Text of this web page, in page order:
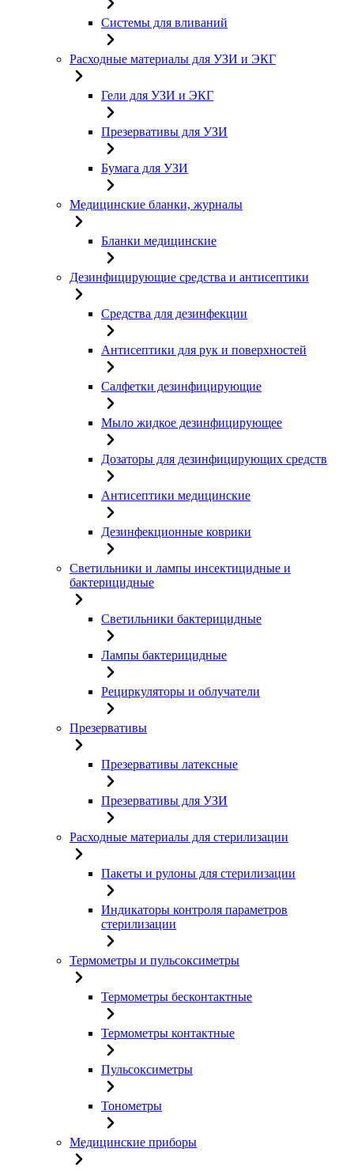
Системы для вливаний
Расходные материалы для УЗИ и ЭКГ
Гели для УЗИ и ЭКГ
Презервативы для УЗИ
Бумага для УЗИ
Медицинские бланки, журналы
Бланки медицинские
Дезинфицирующие средства и антисептики
Средства для дезинфекции
Антисептики для рук и поверхностей
Салфетки дезинфицирующие
Мыло жидкое дезинфицирующее
Дозаторы для дезинфицирующих средств
Антисептики медицинские
Дезинфекционные коврики
Светильники и лампы инсектицидные и
бактерицидные
Светильники бактерицидные
Лампы бактерицидные
Рециркуляторы и облучатели
Презервативы
Презервативы латексные
Презервативы для УЗИ
Расходные материалы для стерилизации
Пакеты и рулоны для стерилизации
Индикаторы контроля параметров
стерилизации
Термометры и пульсоксиметры
Термометры бесконтактные
Термометры контактные
Пульсоксиметры
Тонометры
Медицинские приборы